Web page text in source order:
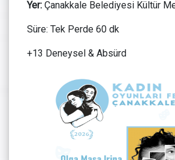
Yer: Çanakkale Belediyesi Kültür
Süre: Tek Perde 60 dk
+13 Deneysel & Absürd